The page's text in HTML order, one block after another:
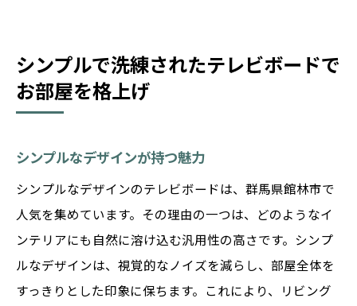
シンプルで洗練されたテレビボードで
お部屋を格上げ
シンプルなデザインが持つ魅力
シンプルなデザインのテレビボードは、群馬県館林市で
人気を集めています。その理由の一つは、どのようなイ
ンテリアにも自然に溶け込む汎用性の高さです。シンプ
ルなデザインは、視覚的なノイズを減らし、部屋全体を
すっきりとした印象に保ちます。これにより、リビング